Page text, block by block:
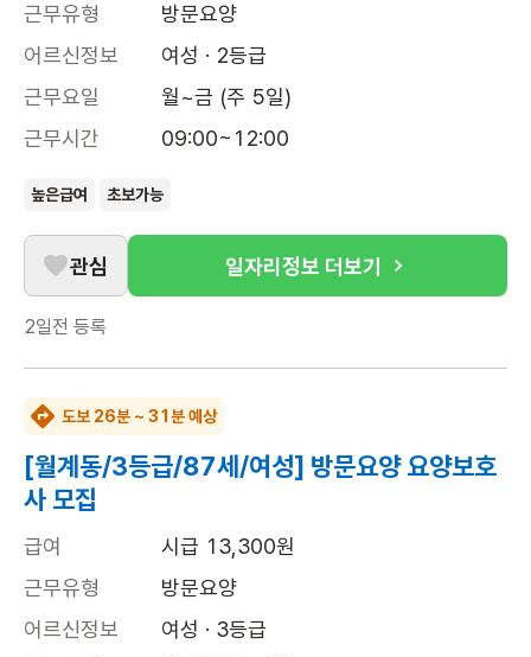
근무유형
방문요양
어르신정보
여성 · 2등급
근무요일
월~금 (주 5일)
근무시간
09:00~12:00
높은급여 초보가능
관심 일자리정보 더보기
2일전 등록
도보 26분 ~ 31분 예상
[월계동/3등급/87세/여성] 방문요양 요양보호
사 모집
급여
시급 13,300원
근무유형
방문요양
어르신정보
여성 · 3등급